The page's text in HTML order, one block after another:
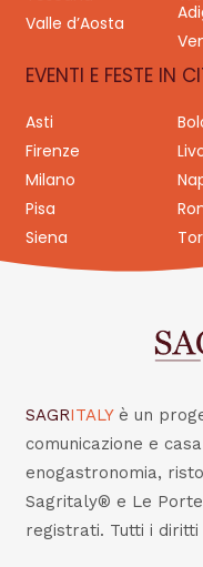
Valle d’Aosta
EVENTI E FESTE IN
Asti
Firenze
Milano
Pisa
Siena
SAGRITALY è un
comunicazione e
enogastronomia,
Sagritaly® e Le
registrati. Tutti i